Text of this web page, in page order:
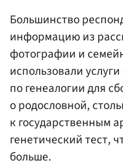
Большинство
информацию из
фотографии и
использовали
по генеалогии для
о родословной,
к государственным
генетический тест,
больше.